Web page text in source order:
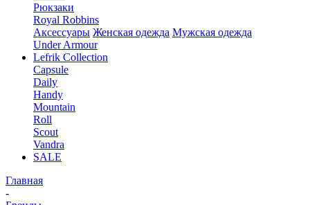
Рюкзаки
Royal Robbins
Аксессуары Женская одежда Мужская одежда
Under Armour
Lefrik Collection
Capsule
Daily
Handy
Mountain
Roll
Scout
Vandra
SALE
Главная
-